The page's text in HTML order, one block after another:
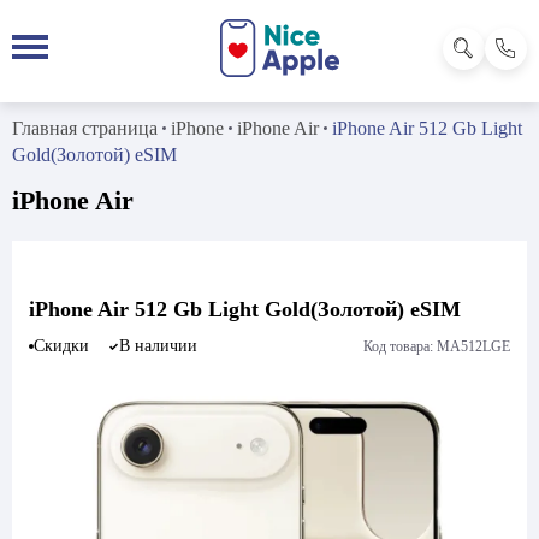
Главная страница iPhone iPhone Air
iPhone Air 512 Gb Light
Gold(Золотой) eSIM
iPhone Air
iPhone Air 512 Gb Light Gold(Золотой) eSIM
Скидки В наличии Код товара: MA512LGE